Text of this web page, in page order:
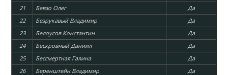
21
Бевзо Олег
Да
22
Безрукавый Владимир
Да
23
Белоусов Константин
Да
24
Бескровный Даниил
Да
25
Бессмертная Галина
Да
26
Беренштейн Владимир
Да